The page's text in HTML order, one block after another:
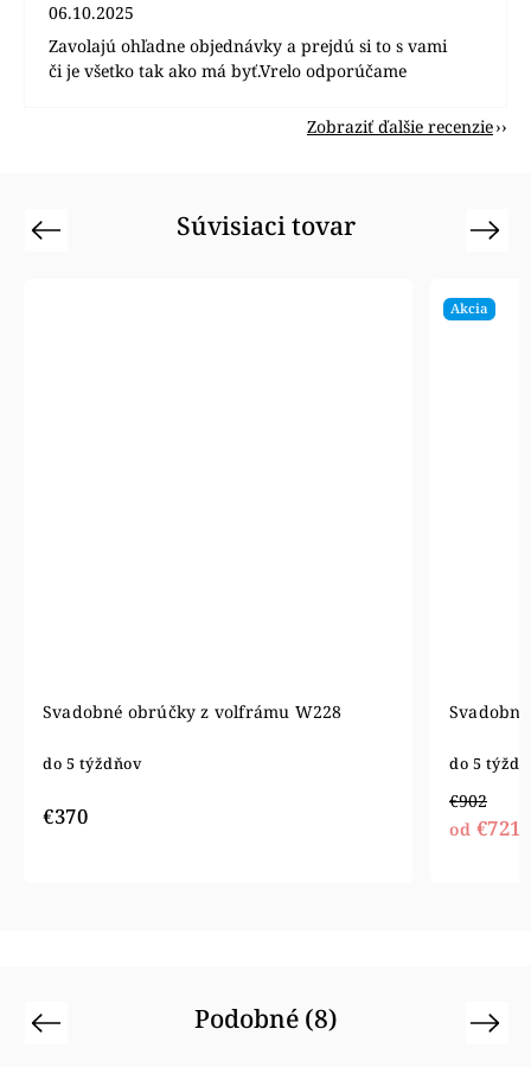
06.10.2025
Zavolajú ohľadne objednávky a prejdú si to s vami
či je všetko tak ako má byť.Vrelo odporúčame
Zobraziť ďalšie recenzie
Súvisiaci tovar
Previous
Svadobné obrúčky z volfrámu W228
do 5 týždňov
€370
Akcia
do 5
€902
od €721
Next
Podobné (8)
Previous Next